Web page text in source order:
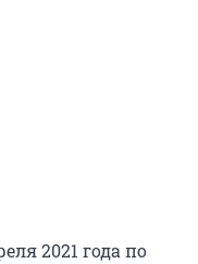
2021 года по